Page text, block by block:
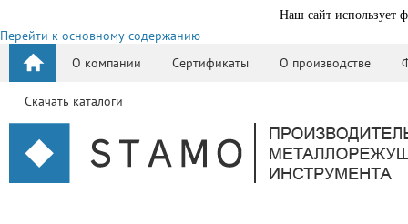
Наш сайт использует
Перейти к основному содержанию
О компании
Сертификаты О производстве
Скачать каталоги